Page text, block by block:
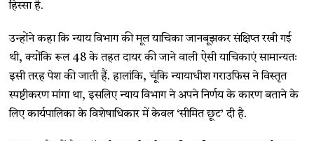
हिस्सा है.
उन्होंने कहा कि न्याय विभाग की मूल याचिका जानबूझकर संक्षिप्त रखी गई
थी, क्योंकि रूल 48 के तहत दायर की जाने वाली ऐसी याचिकाएं सामान्यतः
इसी तरह पेश की जाती हैं. हालांकि, चूंकि न्यायाधीश गराउफिस ने विस्तृत
स्पष्टीकरण मांगा था, इसलिए न्याय विभाग ने अपने निर्णय के कारण बताने के
लिए कार्यपालिका के विशेषाधिकार में केवल ‘सीमित छूट’ दी है.